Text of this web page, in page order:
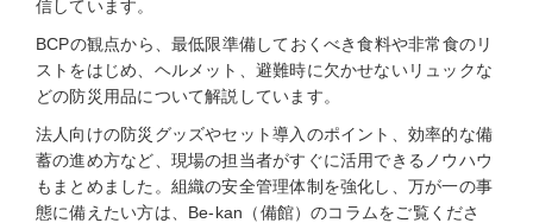
信しています。
BCPの観点から、最低限準備しておくべき食料や非常食のリ
ストをはじめ、ヘルメット、避難時に欠かせないリュックな
どの防災用品について解説しています。
法人向けの防災グッズやセット導入のポイント、効率的な備
蓄の進め方など、現場の担当者がすぐに活用できるノウハウ
もまとめました。組織の安全管理体制を強化し、万が一の事
態に備えたい方は、Be-kan（備館）のコラムをご覧くださ